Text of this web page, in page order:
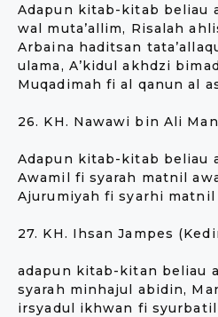
Adapun kitab-kitab beliau
wal muta’allim, Risalah
Arbaina haditsan
ulama, A’kidul akhdzi
Muqadimah fi al qanun al
26. KH. Nawawi bin Ali
Adapun kitab-kitab beliau
Awamil fi syarah matnil
Ajurumiyah fi syarhi matnil
27. KH. Ihsan Jampes
adapun kitab-kitan beliau
syarah minhajul abidin,
irsyadul ikhwan fi